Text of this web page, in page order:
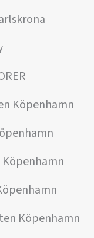
Köpenhamn
Köpenhamn
Köpenhamn